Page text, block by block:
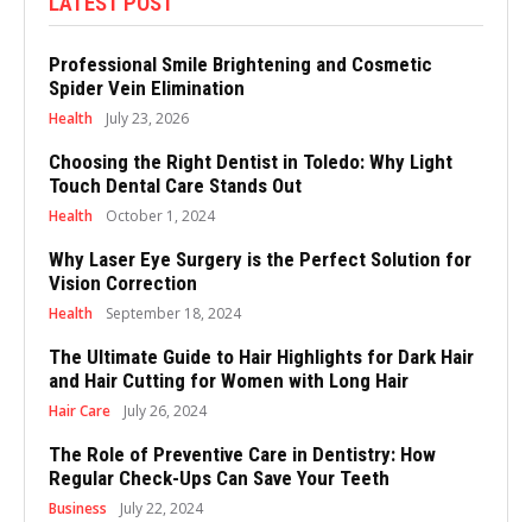
Professional Smile Brightening and Cosmetic
Spider Vein Elimination
Health July 23, 2026
Choosing the Right Dentist in Toledo: Why Light
Touch Dental Care Stands Out
Health October 1, 2024
Why Laser Eye Surgery is the Perfect Solution for
Vision Correction
Health September 18, 2024
The Ultimate Guide to Hair Highlights for Dark Hair
and Hair Cutting for Women with Long Hair
Hair Care July 26, 2024
The Role of Preventive Care in Dentistry: How
Regular Check-Ups Can Save Your Teeth
Business July 22, 2024